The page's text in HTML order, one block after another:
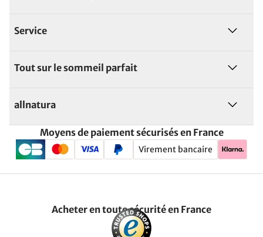
Service
Tout sur le sommeil parfait
allnatura
Moyens de paiement sécurisés en France
Virement bancaire
Acheter en toute sécurité en France